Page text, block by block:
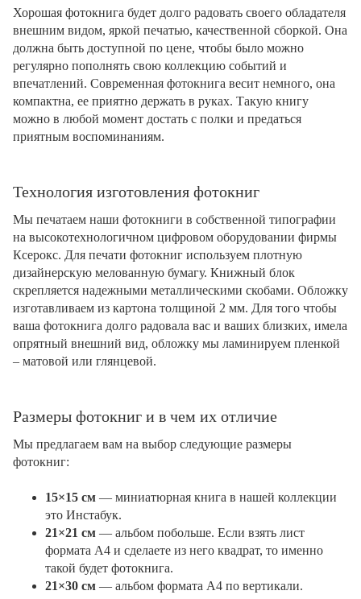
Хорошая фотокнига будет долго радовать своего обладателя
внешним видом, яркой печатью, качественной сборкой. Она
должна быть доступной по цене, чтобы было можно
регулярно пополнять свою коллекцию событий и
впечатлений. Современная фотокнига весит немного, она
компактна, ее приятно держать в руках. Такую книгу
можно в любой момент достать с полки и предаться
приятным воспоминаниям.
Технология изготовления фотокниг
Мы печатаем наши фотокниги в собственной типографии
на высокотехнологичном цифровом оборудовании фирмы
Ксерокс. Для печати фотокниг используем плотную
дизайнерскую мелованную бумагу. Книжный блок
скрепляется надежными металлическими скобами. Обложку
изготавливаем из картона толщиной 2 мм. Для того чтобы
ваша фотокнига долго радовала вас и ваших близких, имела
опрятный внешний вид, обложку мы ламинируем пленкой
– матовой или глянцевой.
Размеры фотокниг и в чем их отличие
Мы предлагаем вам на выбор следующие размеры
фотокниг:
15×15 см — миниатюрная книга в нашей коллекции
это Инстабук.
21×21 см — альбом побольше. Если взять лист
формата А4 и сделаете из него квадрат, то именно
такой будет фотокнига.
21×30 см — альбом формата А4 по вертикали.